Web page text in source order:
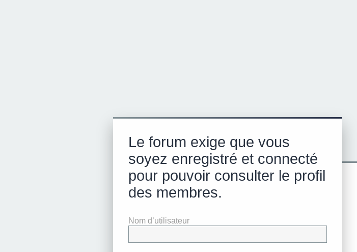
Le forum exige que vous
soyez enregistré et connecté
pour pouvoir consulter le profil
des membres.
Nom d’utilisateur